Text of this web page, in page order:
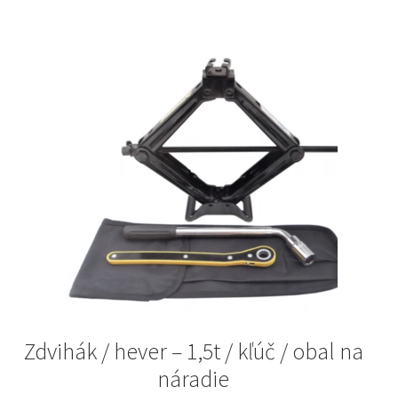
Zdvihák / hever – 1,5t / kľúč / obal na
náradie